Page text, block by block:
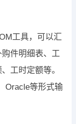
工具，可以汇
件明细表、工
工时定额等。
Oracle等形式输